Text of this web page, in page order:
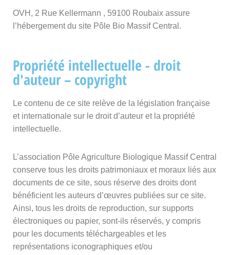
OVH, 2 Rue Kellermann , 59100 Roubaix assure
l’hébergement du site Pôle Bio Massif Central.
Propriété intellectuelle - droit
d'auteur – copyright
Le contenu de ce site relève de la législation française
et internationale sur le droit d’auteur et la propriété
intellectuelle.
L’association Pôle Agriculture Biologique Massif Central
conserve tous les droits patrimoniaux et moraux liés aux
documents de ce site, sous réserve des droits dont
bénéficient les auteurs d’œuvres publiées sur ce site.
Ainsi, tous les droits de reproduction, sur supports
électroniques ou papier, sont-ils réservés, y compris
pour les documents téléchargeables et les
représentations iconographiques et/ou